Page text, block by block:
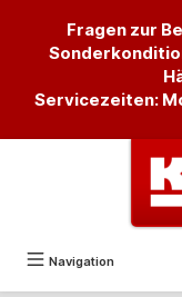
Fragen zur
Servicezeiten:
Navigation